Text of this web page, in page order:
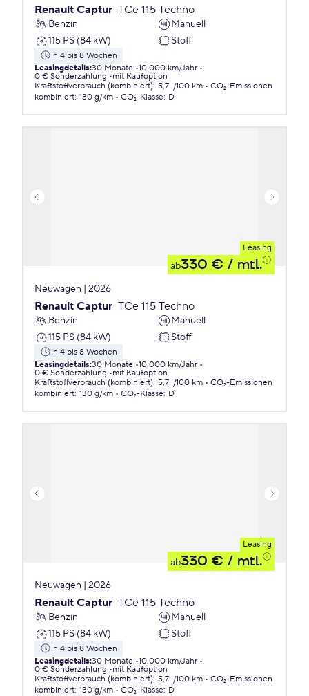
Renault Captur TCe 115 Techno
Benzin
Manuell
115 PS (84 kW)
Stoff
in 4 bis 8 Wochen
Leasingdetails:30 Monate 10.000 km/Jahr
0 € Sonderzahlung
mit Kaufoption
Kraftstoffverbrauch (kombiniert): 5,7 l/100 km
CO₂-Emissionen
kombiniert: 130 g/km CO₂-Klasse: D
Leasing
ab330 € / mtl.
Neuwagen | 2026
Renault Captur TCe 115 Techno
Benzin
Manuell
115 PS (84 kW)
Stoff
in 4 bis 8 Wochen
Leasingdetails:30 Monate 10.000 km/Jahr
0 € Sonderzahlung
mit Kaufoption
Kraftstoffverbrauch (kombiniert): 5,7 l/100 km
CO₂-Emissionen
kombiniert: 130 g/km CO₂-Klasse: D
Leasing
ab330 € / mtl.
Neuwagen | 2026
Renault Captur TCe 115 Techno
Benzin
Manuell
115 PS (84 kW)
Stoff
in 4 bis 8 Wochen
Leasingdetails:30 Monate 10.000 km/Jahr
0 € Sonderzahlung
mit Kaufoption
Kraftstoffverbrauch (kombiniert): 5,7 l/100 km
CO₂-Emissionen
kombiniert: 130 g/km CO₂-Klasse: D